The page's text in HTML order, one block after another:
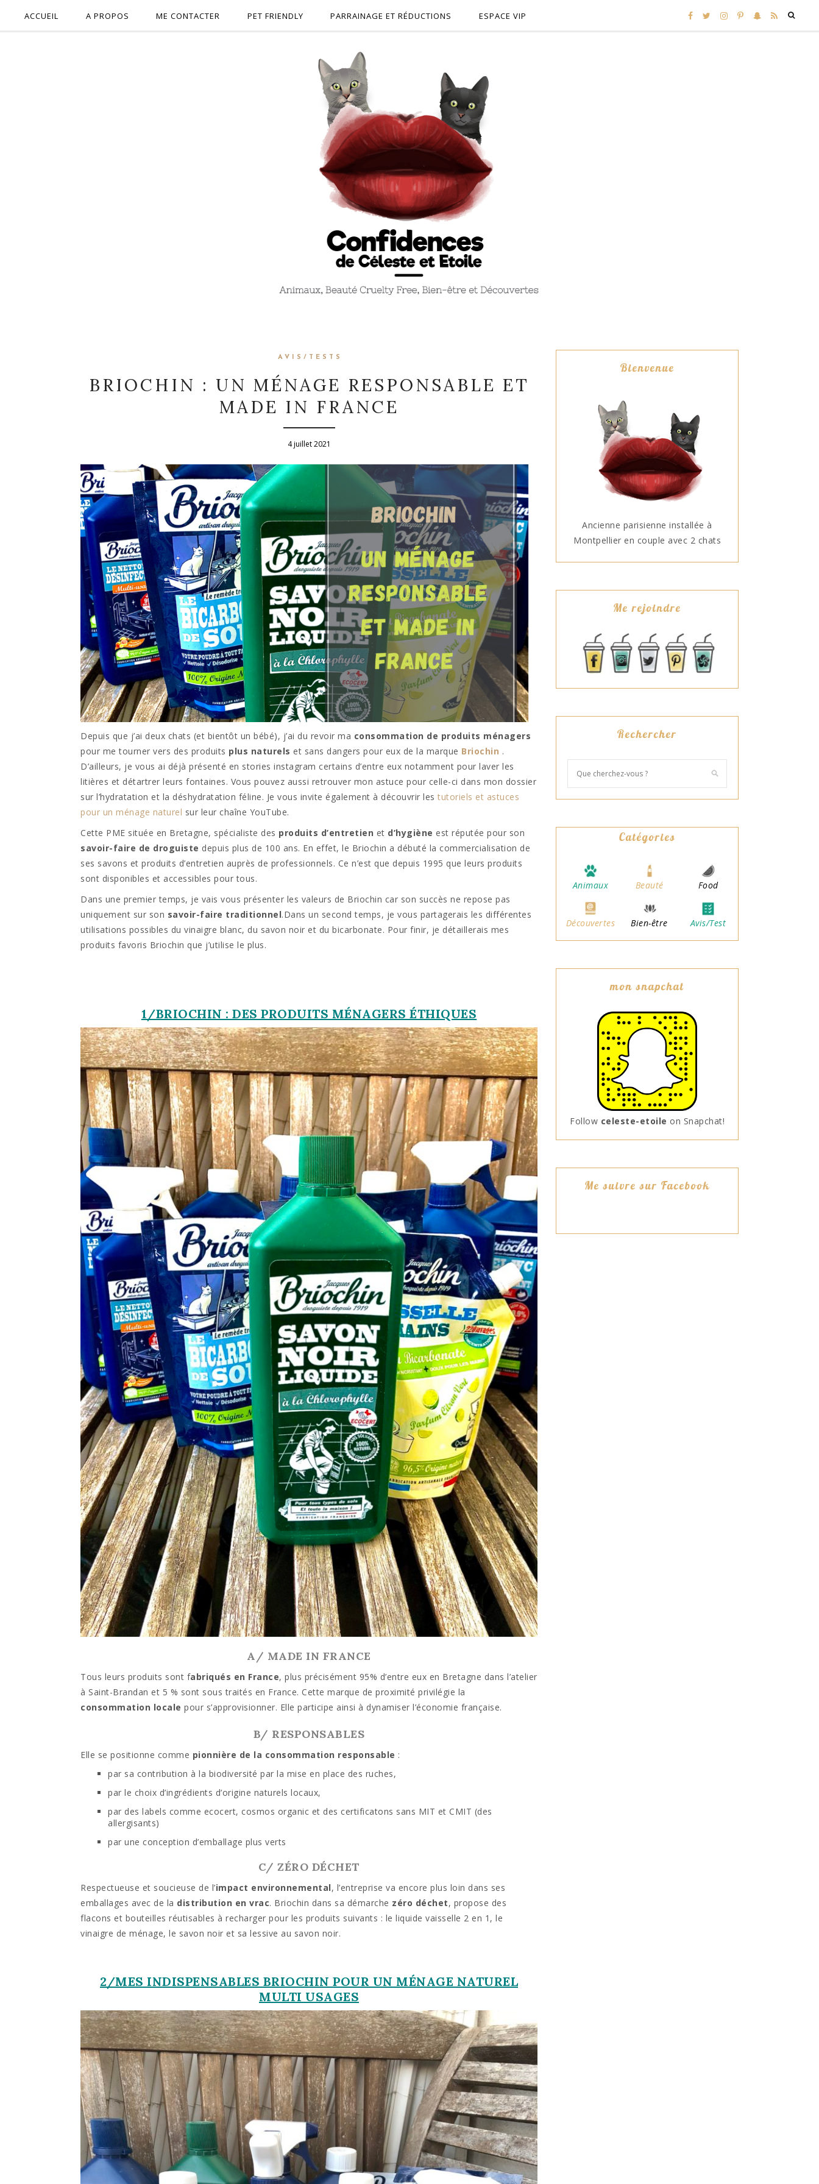
ACCUEIL A PROPOS ME CONTACTER PET FRIENDLY PARRAINAGE ET RÉDUCTIONS ESPACE VIP
AVIS/TESTS
BRIOCHIN : UN MÉNAGE RESPONSABLE ET
MADE IN FRANCE
4 juillet 2021
Depuis que j’ai deux chats (et bientôt un bébé), j’ai du revoir ma consommation de produits ménagers
pour me tourner vers des produits plus naturels et sans dangers pour eux de la marque Briochin .
D’ailleurs, je vous ai déjà présenté en stories instagram certains d’entre eux notamment pour laver les
litières et détartrer leurs fontaines. Vous pouvez aussi retrouver mon astuce pour celle-ci dans mon dossier
sur l’hydratation et la déshydratation féline. Je vous invite également à découvrir les tutoriels et astuces
pour un ménage naturel sur leur chaîne YouTube.
Cette PME située en Bretagne, spécialiste des produits d’entretien et d’hygiène est réputée pour son
savoir-faire de droguiste depuis plus de 100 ans. En effet, le Briochin a débuté la commercialisation de
ses savons et produits d’entretien auprès de professionnels. Ce n’est que depuis 1995 que leurs produits
sont disponibles et accessibles pour tous.
Dans une premier temps, je vais vous présenter les valeurs de Briochin car son succès ne repose pas
uniquement sur son savoir-faire traditionnel.Dans un second temps, je vous partagerais les différentes
utilisations possibles du vinaigre blanc, du savon noir et du bicarbonate. Pour finir, je détaillerais mes
produits favoris Briochin que j’utilise le plus.
1/BRIOCHIN : DES PRODUITS MÉNAGERS ÉTHIQUES
A/ MADE IN FRANCE
Tous leurs produits sont fabriqués en France, plus précisément 95% d’entre eux en Bretagne dans l’atelier
à Saint-Brandan et 5 % sont sous traités en France. Cette marque de proximité privilégie la
consommation locale pour s’approvisionner. Elle participe ainsi à dynamiser l’économie française.
B/ RESPONSABLES
Elle se positionne comme pionnière de la consommation responsable :
par sa contribution à la biodiversité par la mise en place des ruches,
par le choix d’ingrédients d’origine naturels locaux,
par des labels comme ecocert, cosmos organic et des certificatons sans MIT et CMIT (des
allergisants)
par une conception d’emballage plus verts
C/ ZÉRO DÉCHET
Respectueuse et soucieuse de l’impact environnemental, l’entreprise va encore plus loin dans ses
emballages avec de la distribution en vrac. Briochin dans sa démarche zéro déchet, propose des
flacons et bouteilles réutisables à recharger pour les produits suivants : le liquide vaisselle 2 en 1, le
vinaigre de ménage, le savon noir et sa lessive au savon noir.
2/MES INDISPENSABLES BRIOCHIN POUR UN MÉNAGE NATUREL
MULTI USAGES
Bienvenue
Ancienne parisienne installée à
Montpellier en couple avec 2 chats
Me rejoindre
Rechercher
Catégories
Animaux Beauté Food
Découvertes Bien-être Avis/Test
mon snapchat
Follow celeste-etoile on Snapchat!
Me suivre sur Facebook